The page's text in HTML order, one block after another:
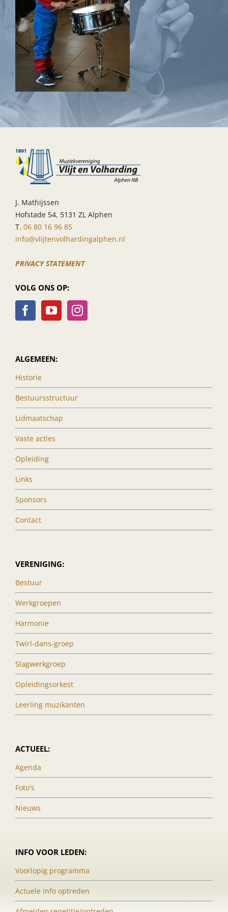
J. Mathijssen
Hofstade 54, 5131 ZL Alphen
T. 06 80 16 96 85
info@vlijtenvolhardingalphen.nl
PRIVACY STATEMENT
VOLG ONS OP:
ALGEMEEN:
Historie
Bestuursstructuur
Lidmaatschap
Vaste acties
Opleiding
Links
Sponsors
Contact
VERENIGING:
Bestuur
Werkgroepen
Harmonie
Twirl-dans-groep
Slagwerkgroep
Opleidingsorkest
Leerling muzikanten
ACTUEEL:
Agenda
Foto's
Nieuws
INFO VOOR LEDEN:
Voorlopig programma
Actuele info optreden